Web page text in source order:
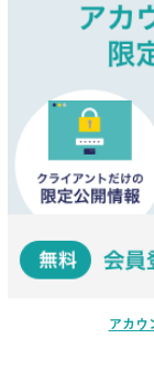
アカウ